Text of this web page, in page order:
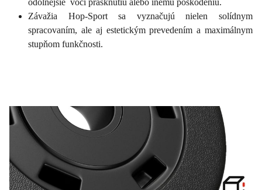
Závažia Hop-Sport sa vyznačujú nielen solídnym
spracovaním, ale aj estetickým prevedením a maximálnym
stupňom funkčnosti.